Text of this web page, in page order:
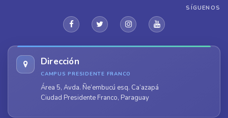
SÍGUENOS
Dirección
CAMPUS PRESIDENTE FRANCO
Área 5, Avda. Ñe’embucú esq. Ca’azapá
Ciudad Presidente Franco, Paraguay